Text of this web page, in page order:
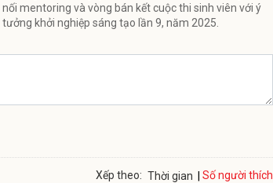
nối mentoring và vòng bán kết cuộc thi sinh viên với ý
tưởng khởi nghiệp sáng tạo lần 9, năm 2025.
Xếp theo: Thời gian Số người thích